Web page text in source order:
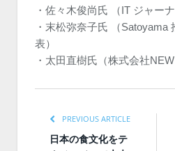
・佐々木俊尚氏 （IT ジャーナ
・末松弥奈子氏 （Satoyama
表）
・太田直樹氏（株式会社
PREVIOUS ARTICLE
日本の食文化をテ